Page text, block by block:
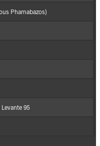
Pharnabazos)
Levante 95